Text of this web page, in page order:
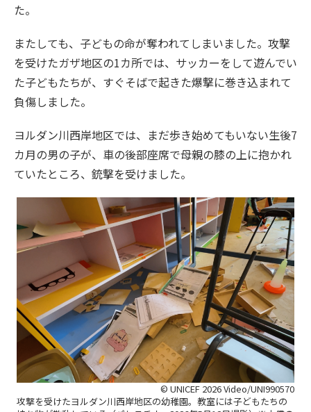
た。
またしても、子どもの命が奪われてしまいました。攻撃
を受けたガザ地区の1カ所では、サッカーをして遊んでい
た子どもたちが、すぐそばで起きた爆撃に巻き込まれて
負傷しました。
ヨルダン川西岸地区では、まだ歩き始めてもいない生後7
カ月の男の子が、車の後部座席で母親の膝の上に抱かれ
ていたところ、銃撃を受けました。
© UNICEF 2026 Video/UNI990570
攻撃を受けたヨルダン川西岸地区の幼稚園。教室には子どもたちの